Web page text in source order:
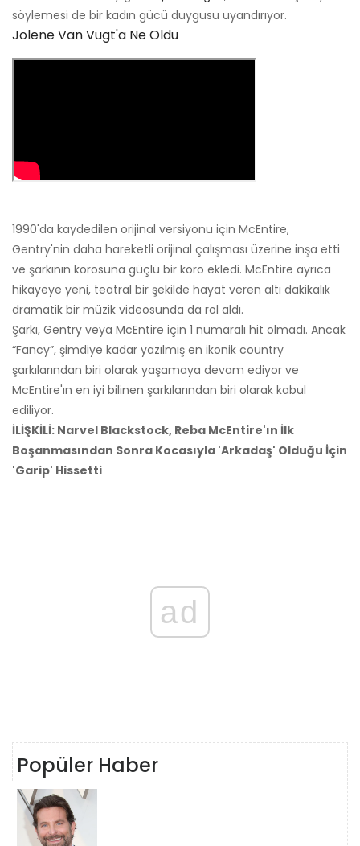
söylemesi de bir kadın gücü duygusu uyandırıyor.
Jolene Van Vugt'a Ne Oldu
1990'da kaydedilen orijinal versiyonu için McEntire,
Gentry'nin daha hareketli orijinal çalışması üzerine inşa etti
ve şarkının korosuna güçlü bir koro ekledi. McEntire ayrıca
hikayeye yeni, teatral bir şekilde hayat veren altı dakikalık
dramatik bir müzik videosunda da rol aldı.
Şarkı, Gentry veya McEntire için 1 numaralı hit olmadı. Ancak
“Fancy”, şimdiye kadar yazılmış en ikonik country
şarkılarından biri olarak yaşamaya devam ediyor ve
McEntire'ın en iyi bilinen şarkılarından biri olarak kabul
ediliyor.
İLİŞKİLİ: Narvel Blackstock, Reba McEntire'ın İlk
Boşanmasından Sonra Kocasıyla 'Arkadaş' Olduğu İçin
'Garip' Hissetti
ad
Popüler Haber